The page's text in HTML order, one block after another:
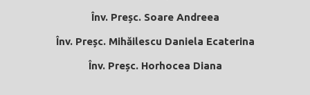
Înv. Preșc. Soare Andreea
Înv. Preșc. Mihăilescu Daniela Ecaterina
Înv. Preșc. Horhocea Diana